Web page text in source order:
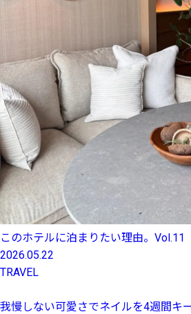
このホテルに泊まりたい理由。Vol.11
2026.05.22
TRAVEL
我慢しない可愛さでネイルを4週間キ